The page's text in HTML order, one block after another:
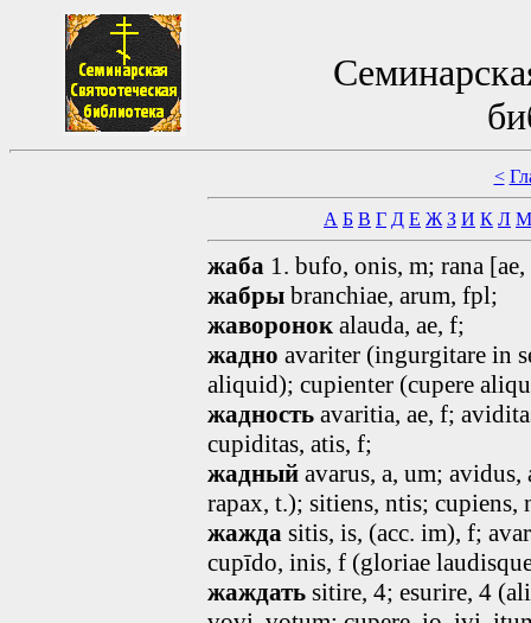
<
А Б В Г Д Е Ж З И К Л М
жаба 1. bufo, onis, m; rana
жабры branchiae, arum, fpl;
жаворонок alauda, ae, f;
жадно avariter (ingurgitare in
aliquid); cupienter (cupere
жадность avaritia, ae, f;
cupiditas, atis, f;
жадный avarus, a, um; avidus,
rapax, t.); sitiens, ntis; cupiens,
жажда sitis, is, (acc. im), f;
cupīdo, inis, f (gloriae
жаждать sitire, 4; esurire, 4